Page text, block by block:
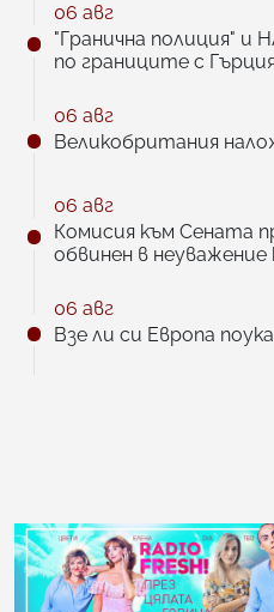
06 авг
"Гранична полиция"
по границите с
06 авг
Великобритания
06 авг
Комисия към Сената
обвинен в неуважение
06 авг
Взе ли си Европа